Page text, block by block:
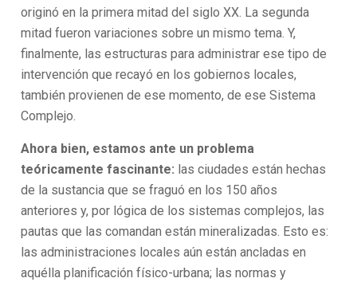
originó en la primera mitad del siglo XX. La segunda
mitad fueron variaciones sobre un mismo tema. Y,
finalmente, las estructuras para administrar ese tipo de
intervención que recayó en los gobiernos locales,
también provienen de ese momento, de ese Sistema
Complejo.
Ahora bien, estamos ante un problema
teóricamente fascinante: las ciudades están hechas
de la sustancia que se fraguó en los 150 años
anteriores y, por lógica de los sistemas complejos, las
pautas que las comandan están mineralizadas. Esto es:
las administraciones locales aún están ancladas en
aquélla planificación físico-urbana; las normas y